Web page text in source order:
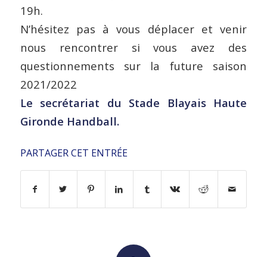
19h.
N’hésitez pas à vous déplacer et venir
nous rencontrer si vous avez des
questionnements sur la future saison
2021/2022
Le secrétariat du Stade Blayais Haute
Gironde Handball.
PARTAGER CET ENTRÉE